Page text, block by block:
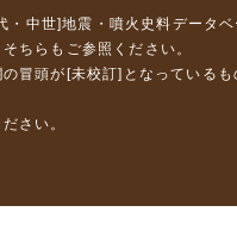
・中世]地震・噴火史料データベ
そちら もご参照ください。
冒頭が[未校訂]となっている
さい。